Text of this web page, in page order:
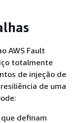
AWS Fault
totalmente
de injeção de
de uma
definam